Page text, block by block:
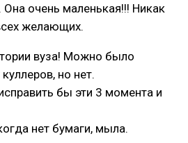
Она очень маленькая!!! Никак
желающих.
вуза! Можно было
но нет.
бы эти 3 момента и
нет бумаги, мыла.